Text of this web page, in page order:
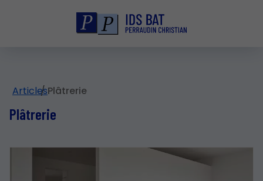
ArticlesPlâtrerie
Plâtrerie